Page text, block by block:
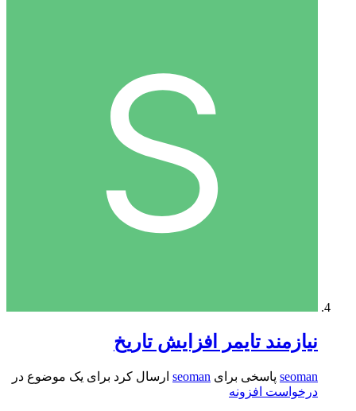
نیازمند تایمر افزایش تاریخ
seoman پاسخی برای seoman ارسال کرد برای یک موضوع در
درخواست افزونه